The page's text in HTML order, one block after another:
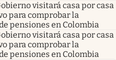
visitará casa por casa
para comprobar la
pensiones en Colombia
visitará casa por casa
para comprobar la
pensiones en Colombia